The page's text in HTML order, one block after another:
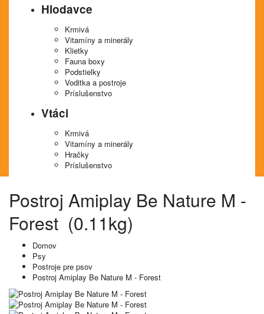
Hlodavce
Krmivá
Vitamíny a minerály
Klietky
Fauna boxy
Podstielky
Voditka a postroje
Príslušenstvo
Vtáci
Krmivá
Vitamíny a minerály
Hračky
Príslušenstvo
Postroj Amiplay Be Nature M -
Forest (0.11kg)
Domov
Psy
Postroje pre psov
Postroj Amiplay Be Nature M - Forest